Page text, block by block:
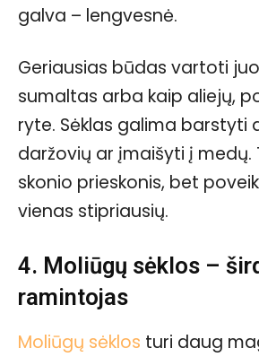
galva – lengvesnė.
Geriausias būdas vartoti
sumaltas arba kaip aliejų,
ryte. Sėklas galima barstyti
daržovių ar įmaišyti į medų.
skonio prieskonis, bet
vienas stipriausių.
4. Moliūgų sėklos –
ramintojas
Moliūgų sėklos turi daug